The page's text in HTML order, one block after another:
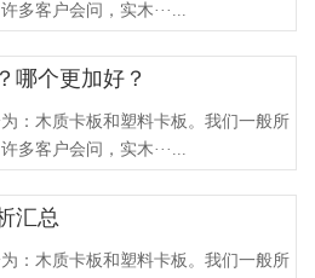
多客户会问，实木···...
哪个更加好？
：木质卡板和塑料卡板。我们一般所
多客户会问，实木···...
汇总
：木质卡板和塑料卡板。我们一般所